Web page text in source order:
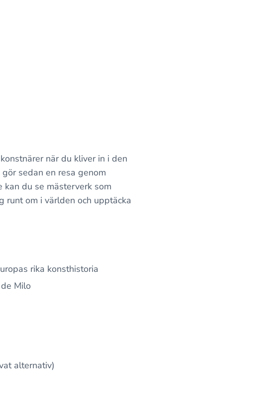
när du kliver in i den
sedan en resa genom
du se mästerverk som
runt om i världen och upptäcka
rika konsthistoria
Milo
alternativ)